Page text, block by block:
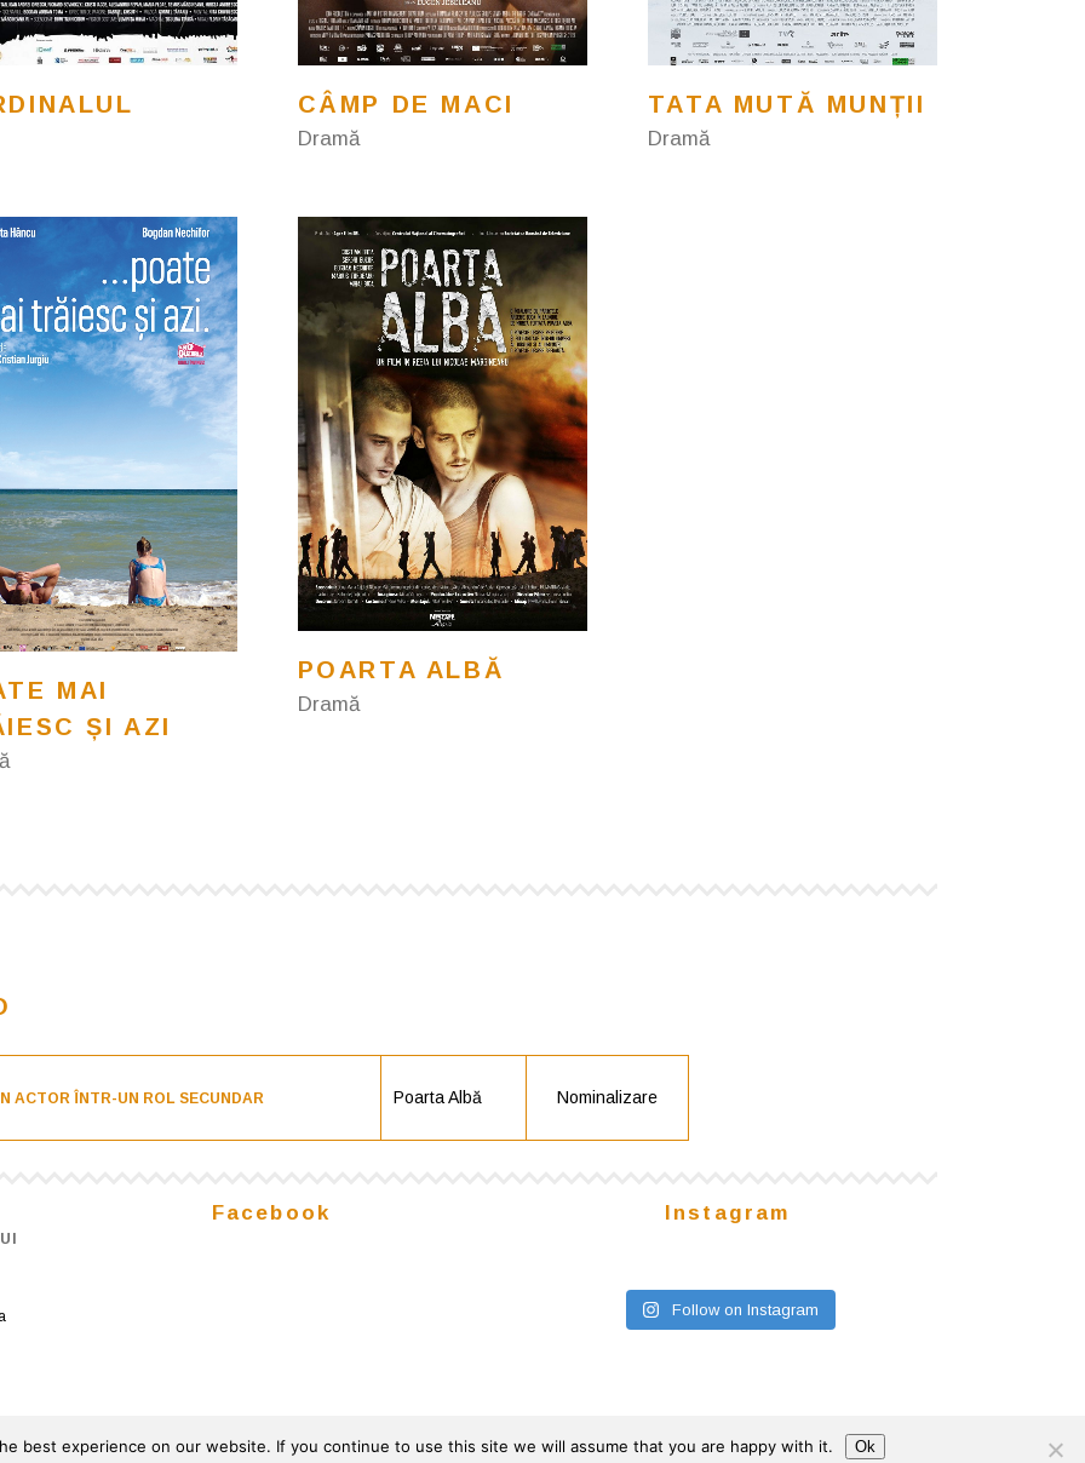
CÂMP DE MACI
Dramă
TATA MUTĂ MUNȚII
Dramă
MAI
ȘI AZI
POARTA ALBĂ
Dramă
ACTOR ÎNTR-UN ROL SECUNDAR Poarta Albă Nominalizare
Facebook Instagram
Follow on Instagram
best experience on our website. If you continue to use this site we will assume that you are happy with it. Ok